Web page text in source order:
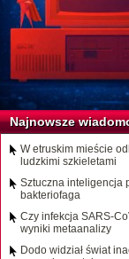
Najnowsze
W etruskim mieście
ludzkimi szkieletami
Sztuczna inteligencja
bakteriofaga
Czy infekcja SARS-
wyniki metaanalizy
Dodo widział świat